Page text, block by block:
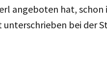
angeboten hat, schon
unterschrieben bei der